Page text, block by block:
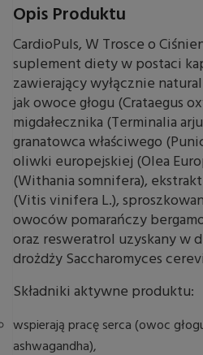
Opis Produktu
CardioPuls, W Trosce o
suplement diety w postaci
zawierający wyłącznie
jak owoce głogu (Crataegus
migdałecznika (Terminalia
granatowca właściwego
oliwki europejskiej (Olea
(Withania somnifera),
(Vitis vinifera L.),
owoców pomarańczy
oraz resweratrol uzyskany w
drożdży Saccharomyces
Składniki aktywne produktu:
wspierają pracę serca (owoc
ashwagandha),